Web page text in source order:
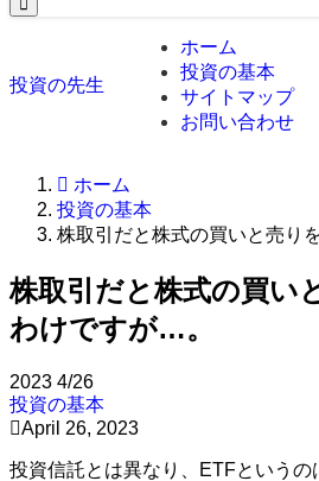
投資の先生
ホーム
投資の基本
サイトマップ
お問い合わせ
ホーム
投資の基本
株取引だと株式の買いと売り
株取引だと株式の買い
わけですが…。
2023 4/26
投資の基本
April 26, 2023
投資信託とは異なり、ETFというの